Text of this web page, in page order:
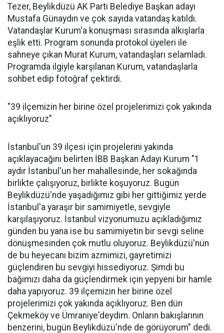
Tezer, Beylikdüzü AK Parti Belediye Başkan adayı
Mustafa Günaydın ve çok sayıda vatandaş katıldı.
Vatandaşlar Kurum'a konuşması sırasında alkışlarla
eşlik etti. Program sonunda protokol üyeleri ile
sahneye çıkan Murat Kurum, vatandaşları selamladı.
Programda ilgiyle karşılanan Kurum, vatandaşlarla
sohbet edip fotoğraf çektirdi.
"39 ilçemizin her birine özel projelerimizi çok yakında
açıklıyoruz"
İstanbul'un 39 ilçesi için projelerini yakında
açıklayacağını belirten İBB Başkan Adayı Kurum "1
aydır İstanbul'un her mahallesinde, her sokağında
birlikte çalışıyoruz, birlikte koşuyoruz. Bugün
Beylikdüzü'nde yaşadığımız gibi her gittiğimiz yerde
İstanbul'a yaraşır bir samimiyetle, sevgiyle
karşılaşıyoruz. İstanbul vizyonumuzu açıkladığımız
günden bu yana ise bu samimiyetin bir sevgi seline
dönüşmesinden çok mutlu oluyoruz. Beylikdüzü'nün
de bu heyecanı bizim azmimizi, gayretimizi
güçlendiren bu sevgiyi hissediyoruz. Şimdi bu
bağımızı daha da güçlendirmek için yepyeni bir hamle
daha yapıyoruz. 39 ilçemizin her birine özel
projelerimizi çok yakında açıklıyoruz. Ben dün
Çekmeköy ve Ümraniye'deydim. Onların bakışlarının
benzerini, bugün Beylikdüzü'nde de görüyorum" dedi.